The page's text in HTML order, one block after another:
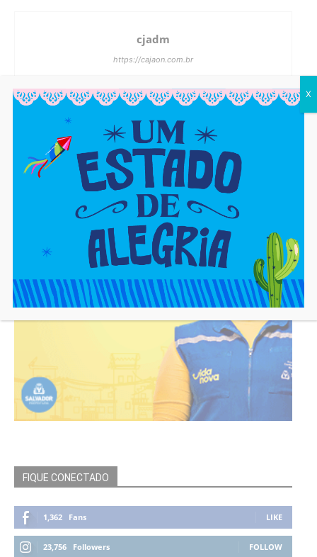
cjadm
https://cajaon.com.br
FIQUE CONECTADO
1,362 Fans LIKE
23,756 Followers FOLLOW
X